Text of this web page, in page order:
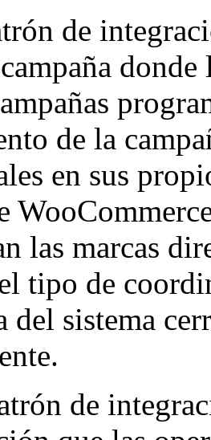
de
de la
en sus
las marcas
tipo de
del sistema
de